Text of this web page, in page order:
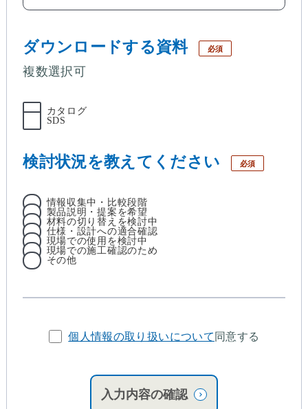
ダウンロードする資料 必須
複数選択可
カタログ
SDS
検討状況を教えてください 必須
情報収集中・比較段階
製品説明・提案を希望
材料の切り替えを検討中
仕様・設計への適合確認
現場での使用を検討中
現場での施工確認のため
その他
個人情報の取り扱いについて 同意する
入力内容の確認